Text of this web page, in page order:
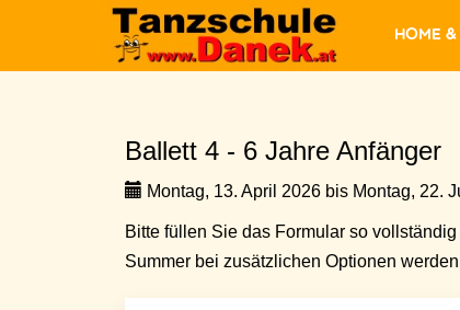
Home
Ballett 4 - 6 Jahre Anfänger
Montag, 13. April 2026 bis Montag, 22.
Bitte füllen Sie das Formular so
Summer bei zusätzlichen Optionen